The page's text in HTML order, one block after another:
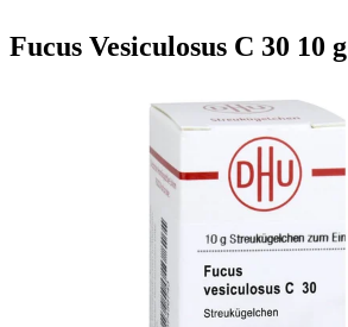
Fucus Vesiculosus C 30 10 g